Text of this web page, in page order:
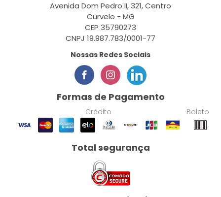
Avenida Dom Pedro II, 321, Centro
Curvelo - MG
CEP 35790273
CNPJ 19.987.783/0001-77
Nossas Redes Sociais
Formas de Pagamento
Crédito Boleto
Total segurança